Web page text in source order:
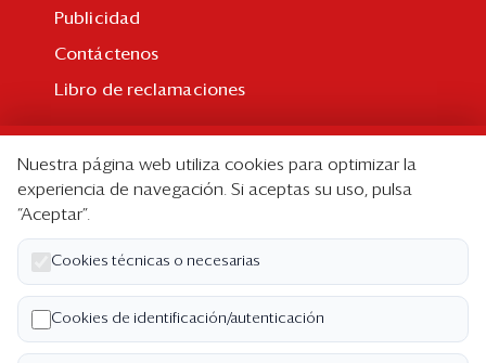
Publicidad
Contáctenos
Libro de reclamaciones
Suscripción individual
Paquetes corporativos
Edición Impresa
Nosotros
Quiénes somos
Nuestra página web utiliza cookies para optimizar la
experiencia de navegación. Si aceptas su uso, pulsa
“Aceptar”.
Cookies técnicas o necesarias
Cookies de identificación/autenticación